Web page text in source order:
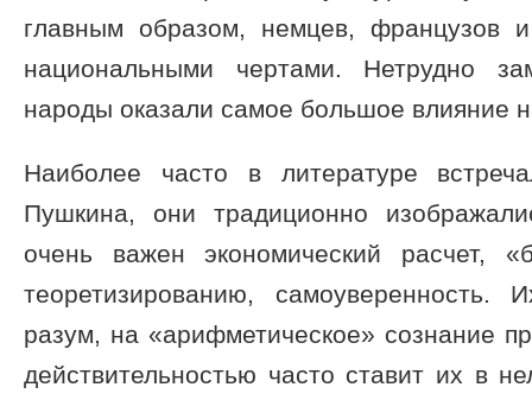
главным образом, немцев, французов
национальными чертами. Нетрудно
народы оказали самое большое влияние
Наиболее часто в литературе
Пушкина, они традиционно
очень важен экономический расчет,
теоретизированию,
разум, на «арифметическое» сознание
действительностью часто ставит их в